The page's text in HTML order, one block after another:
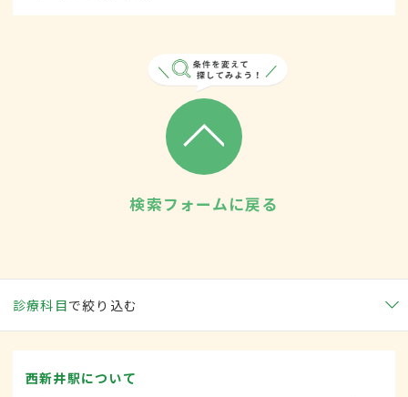
検索フォームに戻る
診療科目で絞り込む
西新井駅について